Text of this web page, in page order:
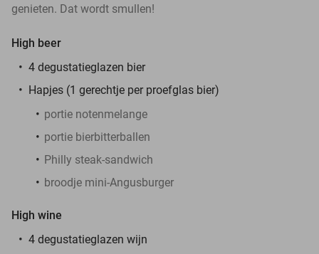
genieten. Dat wordt smullen!
High beer
4 degustatieglazen bier
Hapjes (1 gerechtje per proefglas bier)
portie notenmelange
portie bierbitterballen
Philly steak-sandwich
broodje mini-Angusburger
High wine
4 degustatieglazen wijn